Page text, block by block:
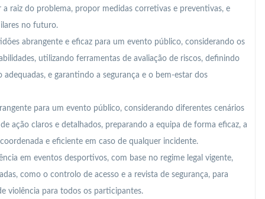
raiz do problema, propor medidas corretivas e preventivas, e
no futuro.
abrangente e eficaz para um evento público, considerando os
utilizando ferramentas de avaliação de riscos, definindo
e garantindo a segurança e o bem-estar dos
para um evento público, considerando diferentes cenários
ação claros e detalhados, preparando a equipa de forma eficaz, a
e eficiente em caso de qualquer incidente.
em eventos desportivos, com base no regime legal vigente,
como o controlo de acesso e a revista de segurança, para
violência para todos os participantes.